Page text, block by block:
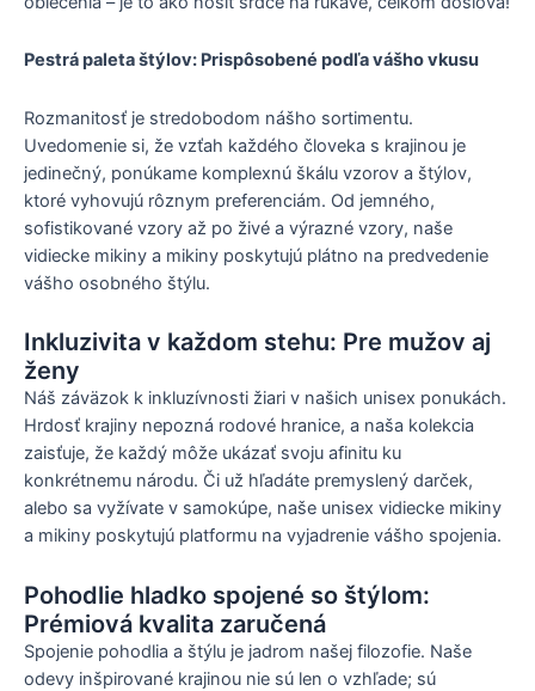
Pestrá paleta štýlov: Prispôsobené podľa vášho vkusu
Rozmanitosť je stredobodom nášho sortimentu.
Uvedomenie si, že vzťah každého človeka s krajinou je
jedinečný, ponúkame komplexnú škálu vzorov a štýlov,
ktoré vyhovujú rôznym preferenciám. Od jemného,
sofistikované vzory až po živé a výrazné vzory, naše
vidiecke mikiny a mikiny poskytujú plátno na predvedenie
vášho osobného štýlu.
Inkluzivita v každom stehu: Pre mužov aj
ženy
Náš záväzok k inkluzívnosti žiari v našich unisex ponukách.
Hrdosť krajiny nepozná rodové hranice, a naša kolekcia
zaisťuje, že každý môže ukázať svoju afinitu ku
konkrétnemu národu. Či už hľadáte premyslený darček,
alebo sa vyžívate v samokúpe, naše unisex vidiecke mikiny
a mikiny poskytujú platformu na vyjadrenie vášho spojenia.
Pohodlie hladko spojené so štýlom:
Prémiová kvalita zaručená
Spojenie pohodlia a štýlu je jadrom našej filozofie. Naše
odevy inšpirované krajinou nie sú len o vzhľade; sú